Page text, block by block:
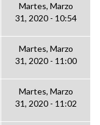
Martes, Marzo
31, 2020 - 10:54
Martes, Marzo
31, 2020 - 11:00
Martes, Marzo
31, 2020 - 11:02